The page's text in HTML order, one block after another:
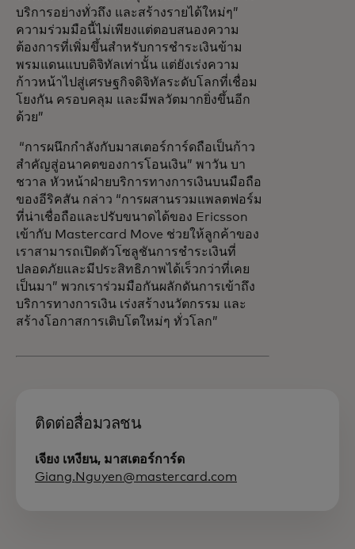
บริการอย่างทั่วถึง และสร้างรายได้ใหม่ๆ”
ความร่วมมือนี้ไม่เพียงแต่ตอบสนองความ
ต้องการที่เพิ่มขึ้นสำหรับการชำระเงินข้าม
พรมแดนแบบดิจิทัลเท่านั้น แต่ยังเร่งความ
ก้าวหน้าไปสู่เศรษฐกิจดิจิทัลระดับโลกที่เชื่อม
โยงกัน ครอบคลุม และมีพลวัตมากยิ่งขึ้นอีก
ด้วย”
“การผนึกกำลังกับมาสเตอร์การ์ดถือเป็นก้าว
สำคัญสู่อนาคตของการโอนเงิน” พาวัน บา
ชวาล หัวหน้าฝ่ายบริการทางการเงินบนมือถือ
ของอีริคสัน กล่าว “การผสานรวมแพลตฟอร์ม
ที่น่าเชื่อถือและปรับขนาดได้ของ Ericsson
เข้ากับ Mastercard Move ช่วยให้ลูกค้าของ
เราสามารถเปิดตัวโซลูชันการชำระเงินที่
ปลอดภัยและมีประสิทธิภาพได้เร็วกว่าที่เคย
เป็นมา” พวกเราร่วมมือกันผลักดันการเข้าถึง
บริการทางการเงิน เร่งสร้างนวัตกรรม และ
สร้างโอกาสการเติบโตใหม่ๆ ทั่วโลก”
ติดต่อสื่อมวลชน
เจียง เหงียน, มาสเตอร์การ์ด
Giang.Nguyen@mastercard.com